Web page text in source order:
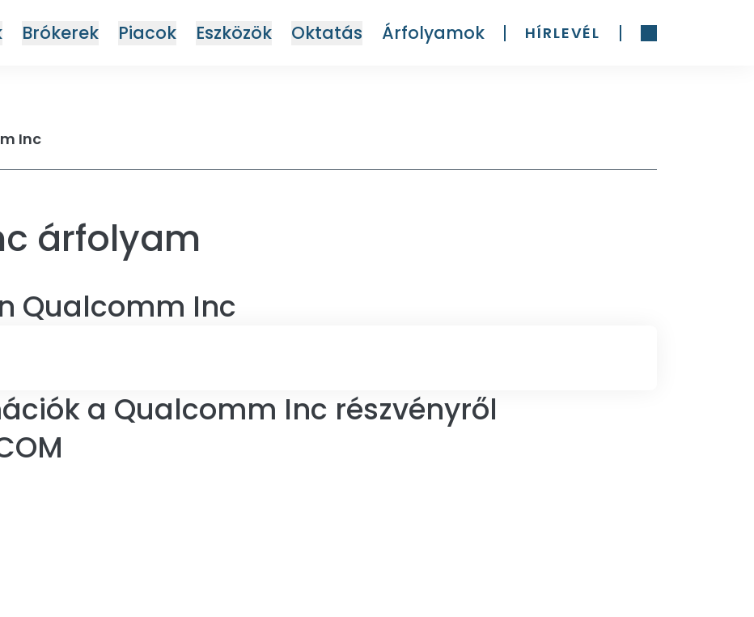
Brókerek Piacok Eszközök Oktatás Árfolyamok HÍRLEVÉL
Inc
árfolyam
Qualcomm Inc
a Qualcomm Inc részvényről